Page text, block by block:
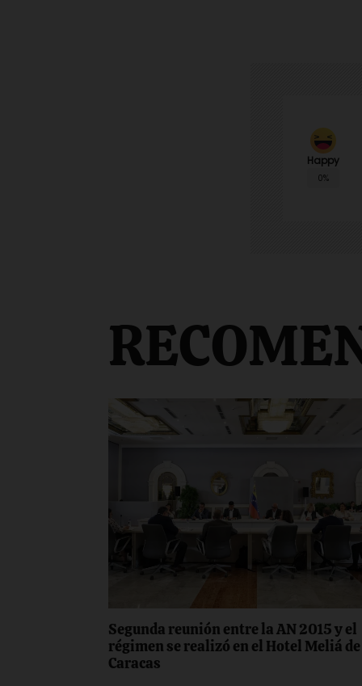
Happy
0%
Segunda reunión entre la AN 2015 y el
régimen se realizó en el Hotel Meliá de
Caracas